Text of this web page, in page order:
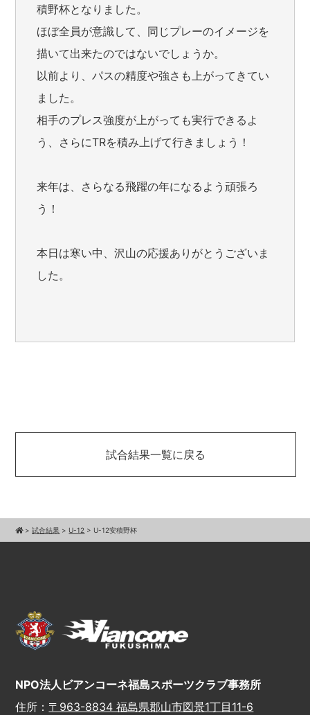
積野杯となりました。
ほぼ全員が意識して、同じプレーのイメージを
描いて出来たのではないでしょうか。
以前より、パスの精度や強さも上がってきてい
ました。
相手のプレス強度が上がっても実行できるよ
う、さらにTRを積み上げて行きましょう！
来年は、さらなる飛躍の年になるよう頑張ろ
う！
本日は寒い中、沢山の応援ありがとうございま
した。
試合結果一覧に戻る
>試合結果 > U-12 > U-12安積野杯
NPO法人ビアンコーネ福島スポーツクラブ事務所
住所： 〒963-8834 福島県郡山市図景1丁目11-6